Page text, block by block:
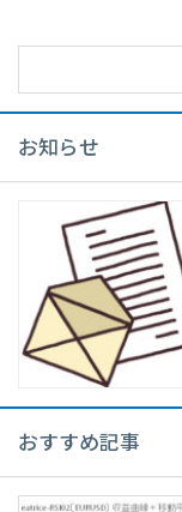
お知らせ
おすすめ記事